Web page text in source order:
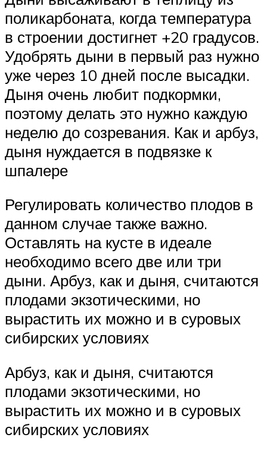
поликарбоната, когда температура
в строении достигнет +20 градусов.
Удобрять дыни в первый раз нужно
уже через 10 дней после высадки.
Дыня очень любит подкормки,
поэтому делать это нужно каждую
неделю до созревания. Как и арбуз,
дыня нуждается в подвязке к
шпалере
Регулировать количество плодов в
данном случае также важно.
Оставлять на кусте в идеале
необходимо всего две или три
дыни. Арбуз, как и дыня, считаются
плодами экзотическими, но
вырастить их можно и в суровых
сибирских условиях
Арбуз, как и дыня, считаются
плодами экзотическими, но
вырастить их можно и в суровых
сибирских условиях